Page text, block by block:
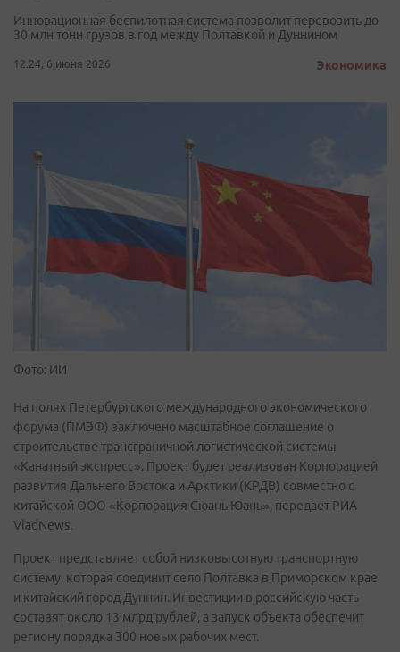
Инновационная беспилотная система позволит перевозить до
30 млн тонн грузов в год между Полтавкой и Дуннином
12:24, 6 июня 2026 Экономика
Фото: ИИ
На полях Петербургского международного экономического
форума (ПМЭФ) заключено масштабное соглашение о
строительстве трансграничной логистической системы
«Канатный экспресс». Проект будет реализован Корпорацией
развития Дальнего Востока и Арктики (КРДВ) совместно с
китайской ООО «Корпорация Сюань Юань», передает РИА
VladNews.
Проект представляет собой низковысотную транспортную
систему, которая соединит село Полтавка в Приморском крае
и китайский город Дуннин. Инвестиции в российскую часть
составят около 13 млрд рублей, а запуск объекта обеспечит
региону порядка 300 новых рабочих мест.